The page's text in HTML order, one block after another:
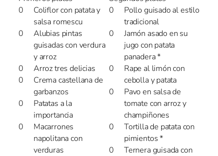
Coliflor con patata y
salsa romescu
Alubias pintas
guisadas con verdura
y arroz
Arroz tres delicias
Crema castellana de
garbanzos
Patatas a la
importancia
Macarrones
napolitana con
verduras
Pollo guisado al estilo
tradicional
Jamón asado en su
jugo con patata
panadera *
Rape al limón con
cebolla y patata
Pavo en salsa de
tomate con arroz y
champiñones
Tortilla de patata con
pimientos *
Ternera guisada con